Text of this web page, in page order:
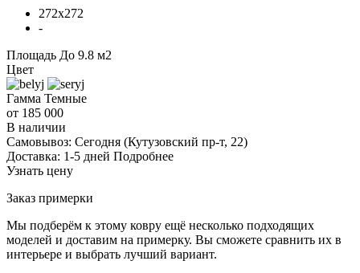
272x272
-
Площадь До 9.8 м2
Цвет
Гамма Темные
от 185 000
В наличии
Самовывоз: Сегодня (Кутузовский пр-т, 22)
Доставка: 1-5 дней Подробнее
Узнать цену
Заказ примерки
Мы подберём к этому ковру ещё несколько подходящих
моделей и доставим на примерку. Вы сможете сравнить их в
интерьере и выбрать лучший вариант.